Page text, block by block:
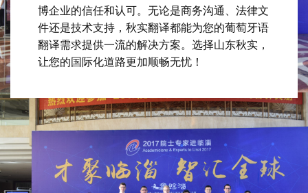
博企业的信任和认可。无论是商务沟通、法律文
件还是技术支持，秋实翻译都能为您的葡萄牙语
翻译需求提供一流的解决方案。选择山东秋实，
让您的国际化道路更加顺畅无忧！